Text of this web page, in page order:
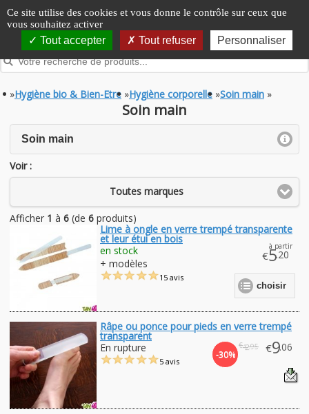
Panneau de gestion des cookies
Ce site utilise des cookies et vous donne le contrôle sur ceux que
vous souhaitez activer
Tout accepter Tout refuser Personnaliser
»Hygiène bio & Bien-Etre »Hygiène corporelle »Soin main »
Soin main
Soin main
Voir :
Toutes marques
Afficher 1 à 6 (de 6 produits)
Lime à ongle en verre trempé transparente
et leur étui en bois
à partir
€5.20
en stock
+ modèles
choisir
15 avis
Râpe ou ponce pour pieds en verre trempé
transparent
-30%
€12.95 €9.06
En rupture
5 avis